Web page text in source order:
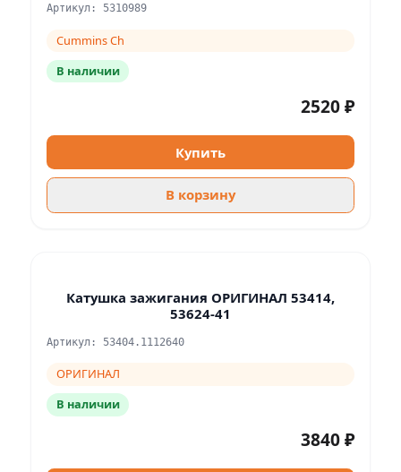
Артикул: 5310989
Cummins Ch
В наличии
2520 ₽
Купить
В корзину
Катушка зажигания ОРИГИНАЛ 53414,
53624-41
Артикул: 53404.1112640
ОРИГИНАЛ
В наличии
3840 ₽